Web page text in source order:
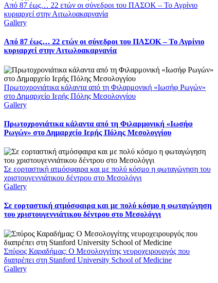
Από 87 έως… 22 ετών οι σύνεδροι του ΠΑΣΟΚ – Το Αγρίνιο
κυριαρχεί στην Αιτωλοακαρνανία
Gallery
Από 87 έως… 22 ετών οι σύνεδροι του ΠΑΣΟΚ – Το Αγρίνιο
κυριαρχεί στην Αιτωλοακαρνανία
Πρωτοχρονιάτικα κάλαντα από τη Φιλαρμονική «Ιωσήφ Ρωγών»
στο Δημαρχείο Ιερής Πόλης Μεσολογγίου
Gallery
Πρωτοχρονιάτικα κάλαντα από τη Φιλαρμονική «Ιωσήφ
Ρωγών» στο Δημαρχείο Ιερής Πόλης Μεσολογγίου
Σε εορταστική ατμόσφαιρα και με πολύ κόσμο η φωταγώγηση του
χριστουγεννιάτικου δέντρου στο Μεσολόγγι
Gallery
Σε εορταστική ατμόσφαιρα και με πολύ κόσμο η φωταγώγηση
του χριστουγεννιάτικου δέντρου στο Μεσολόγγι
Σπύρος Καραδήμας: Ο Μεσολογγίτης νευροχειρουργός που
διαπρέπει στη Stanford University School of Medicine
Gallery